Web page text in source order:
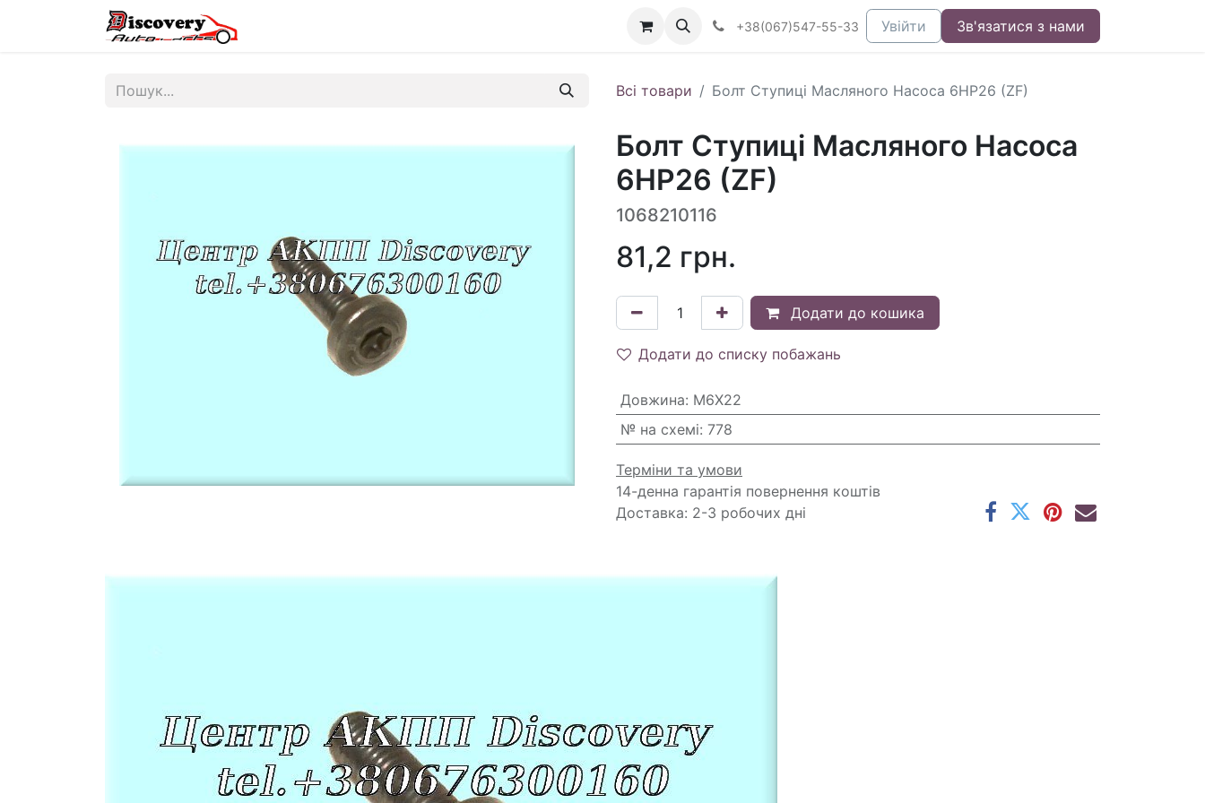
+38(067)547-55-33 Увійти Зв'язатися з нами
Всі товари Болт Ступиці Масляного Насоса 6HP26 (ZF)
Болт Ступиці Масляного Насоса
6HP26 (ZF)
1068210116
81,2 грн.
Додати до кошика
Додати до списку побажань
Довжина: M6X22
№ на схемі: 778
Терміни та умови
14-денна гарантія повернення коштів
Доставка: 2-3 робочих дні